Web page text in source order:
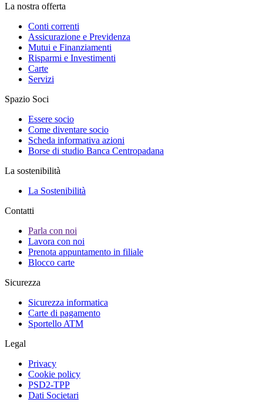
La nostra offerta
Conti correnti
Assicurazione e Previdenza
Mutui e Finanziamenti
Risparmi e Investimenti
Carte
Servizi
Spazio Soci
Essere socio
Come diventare socio
Scheda informativa azioni
Borse di studio Banca Centropadana
La sostenibilità
La Sostenibilità
Contatti
Parla con noi
Lavora con noi
Prenota appuntamento in filiale
Blocco carte
Sicurezza
Sicurezza informatica
Carte di pagamento
Sportello ATM
Legal
Privacy
Cookie policy
PSD2-TPP
Dati Societari